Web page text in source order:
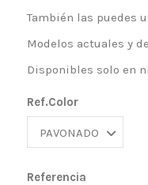
También las puedes
Modelos actuales y
Disponibles solo en
Ref.Color
Referencia